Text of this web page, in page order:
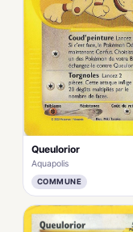
Queulorior
Aquapolis
COMMUNE